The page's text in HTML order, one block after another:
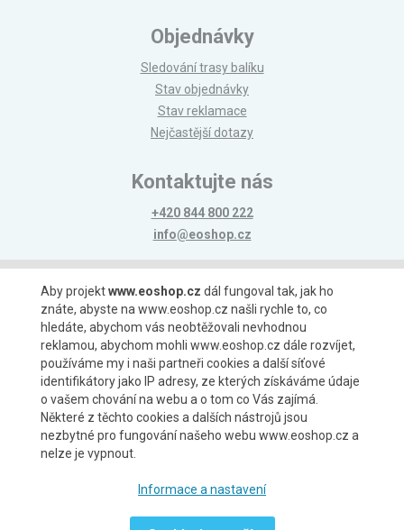
Objednávky
Sledování trasy balíku
Stav objednávky
Stav reklamace
Nejčastější dotazy
Kontaktujte nás
+420 844 800 222
info@eoshop.cz
Možnosti platby
Možnosti dopravy
Aby projektwww.eoshop.cz dál fungoval tak, jak ho
znáte, abyste na www.eoshop.cz našli rychle to, co
hledáte, abychom vás neobtěžovali nevhodnou
reklamou, abychom mohli www.eoshop.cz dále rozvíjet,
používáme my i naši partneři cookies a další síťové
identifikátory jako IP adresy, ze kterých získáváme údaje
o vašem chování na webu a o tom co Vás zajímá.
Některé z těchto cookies a dalších nástrojů jsou
nezbytné pro fungování našeho webu www.eoshop.cz a
nelze je vypnout.
Informace a nastavení